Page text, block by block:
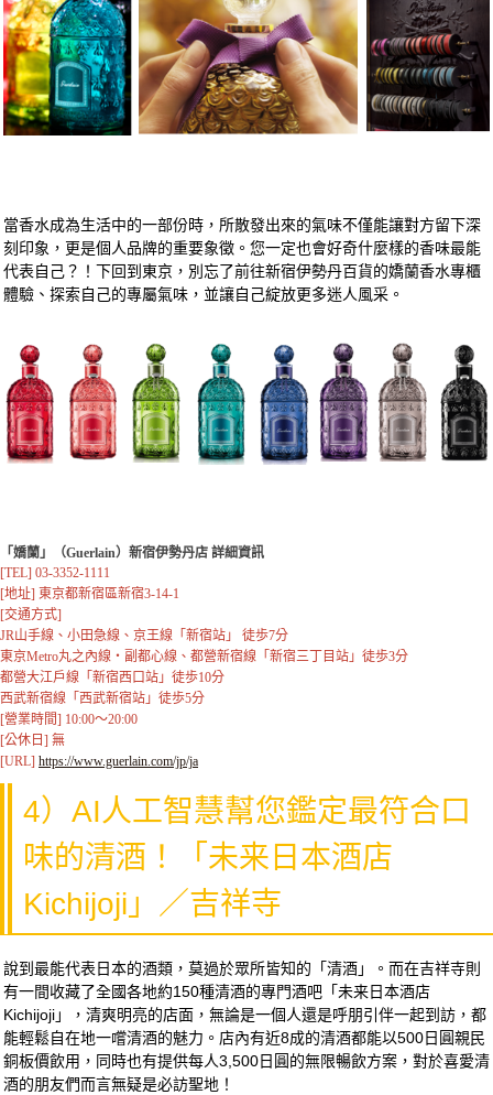
當香水成為生活中的一部份時，所散發出來的氣味不僅能讓對方留下深
刻印象，更是個人品牌的重要象徵。您一定也會好奇什麼樣的香味最能
代表自己？！下回到東京，別忘了前往新宿伊勢丹百貨的嬌蘭香水專櫃
體驗、探索自己的專屬氣味，並讓自己綻放更多迷人風采。
「嬌蘭」（Guerlain）新宿伊勢丹店 詳細資訊
[TEL] 03-3352-1111
[地址] 東京都新宿區新宿3-14-1
[交通方式]
JR山手線、小田急線、京王線「新宿站」 徒歩7分
東京Metro丸之內線・副都心線、都營新宿線「新宿三丁目站」徒歩3分
都營大江戶線「新宿西口站」徒歩10分
西武新宿線「西武新宿站」徒歩5分
[營業時間] 10:00～20:00
[公休日] 無
[URL] https://www.guerlain.com/jp/ja
4）AI人工智慧幫您鑑定最符合口
味的清酒！「未来日本酒店
Kichijoji」／吉祥寺
說到最能代表日本的酒類，莫過於眾所皆知的「清酒」。而在吉祥寺則
有一間收藏了全國各地約150種清酒的專門酒吧「未来日本酒店
Kichijoji」，清爽明亮的店面，無論是一個人還是呼朋引伴一起到訪，都
能輕鬆自在地一嚐清酒的魅力。店內有近8成的清酒都能以500日圓親民
銅板價飲用，同時也有提供每人3,500日圓的無限暢飲方案，對於喜愛清
酒的朋友們而言無疑是必訪聖地！